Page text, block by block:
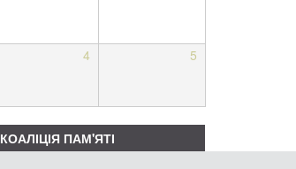
4 5
КОАЛІЦІЯ ПАМ'ЯТІ